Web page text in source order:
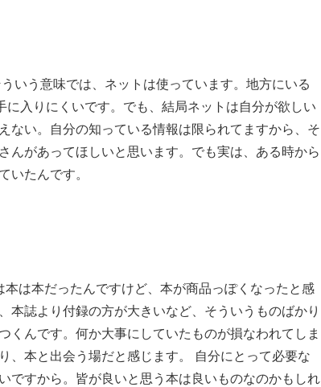
いう意味では、ネットは使っています。地方にいる
入りにくいです。でも、結局ネットは自分が欲しい
ない。自分の知っている情報は限られてますから、そ
んがあってほしいと思います。でも実は、ある時から
いたんです。
本は本だったんですけど、本が商品っぽくなったと感
本誌より付録の方が大きいなど、そういうものばかり
くんです。何か大事にしていたものが損なわれてしま
、本と出会う場だと感じます。 自分にとって必要な
ですから。皆が良いと思う本は良いものなのかもしれ